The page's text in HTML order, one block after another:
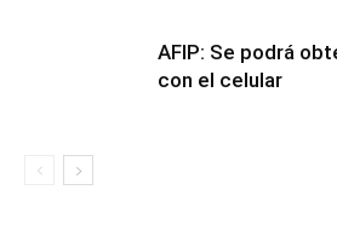
AFIP: Se podrá
con el celular